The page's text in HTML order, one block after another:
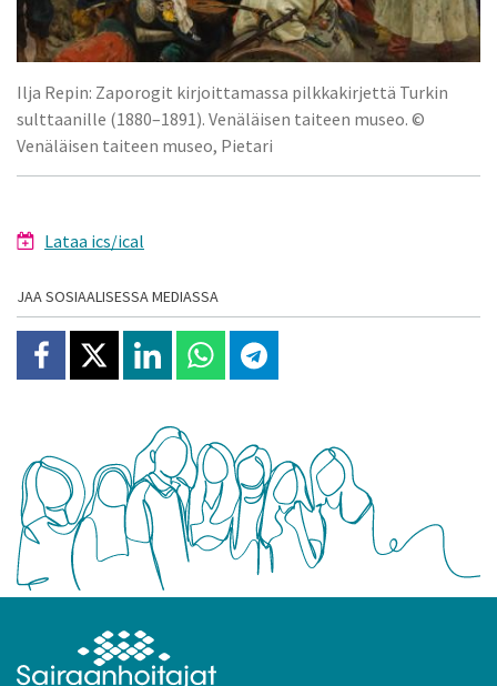
Ilja Repin: Zaporogit kirjoittamassa pilkkakirjettä Turkin
sulttaanille (1880–1891). Venäläisen taiteen museo. ©
Venäläisen taiteen museo, Pietari
Lataa ics/ical
JAA SOSIAALISESSA MEDIASSA
Jaa Facebookissa
Jaa X:ssäJaa Linkedinissä
Jaa Whatsappissa
Jaa Telegramissa